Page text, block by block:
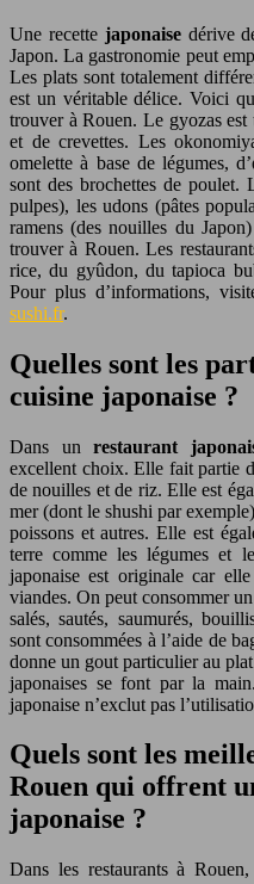
Une recettejaponaisedérive
Japon. La gastronomie peut
Les plats sont totalement
est un véritable délice. Voici
trouver à Rouen. Le gyozas
et de crevettes. Les
omelette à base de légumes,
sont des brochettes de
pulpes), les udons (pâtes
ramens (des nouilles du
trouver à Rouen. Les
rice, du gyûdon, du tapioca
Pour plus d’informations,
sushi.fr.
Quelles sont les
cuisine japonaise ?
Dans unrestaurant
excellent choix. Elle fait partie
de nouilles et de riz. Elle est
mer (dont le shushi par
poissons et autres. Elle est
terre comme les légumes et
japonaise est originale car
viandes. On peut consommer
salés, sautés, saumurés,
sont consommées à l’aide de
donne un gout particulier au
japonaises se font par la
japonaise n’exclut pas
Quels sont les
Rouen qui offrent
japonaise ?
Dans les restaurants à